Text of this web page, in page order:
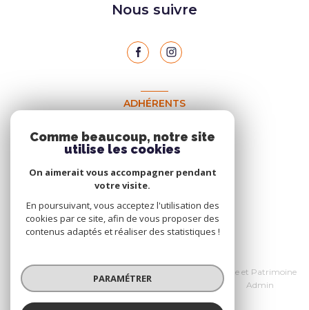
Nous suivre
ADHÉRENTS
Nous adhérons
Données personnelles Home et Patrimoine
Nos partenaires
Admin
Comme beaucoup, notre site
utilise les cookies
On aimerait vous accompagner pendant
votre visite.
En poursuivant, vous acceptez l'utilisation des
cookies par ce site, afin de vous proposer des
contenus adaptés et réaliser des statistiques !
PARAMÉTRER